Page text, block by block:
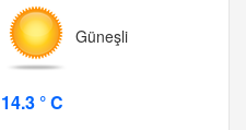
Güneşli
14.3 ° C